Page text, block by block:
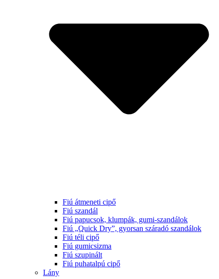
Fiú átmeneti cipő
Fiú szandál
Fiú papucsok, klumpák, gumi-szandálok
Fiú „Quick Dry”, gyorsan száradó szandálok
Fiú téli cipő
Fiú gumicsizma
Fiú szupinált
Fiú puhatalpú cipő
Lány